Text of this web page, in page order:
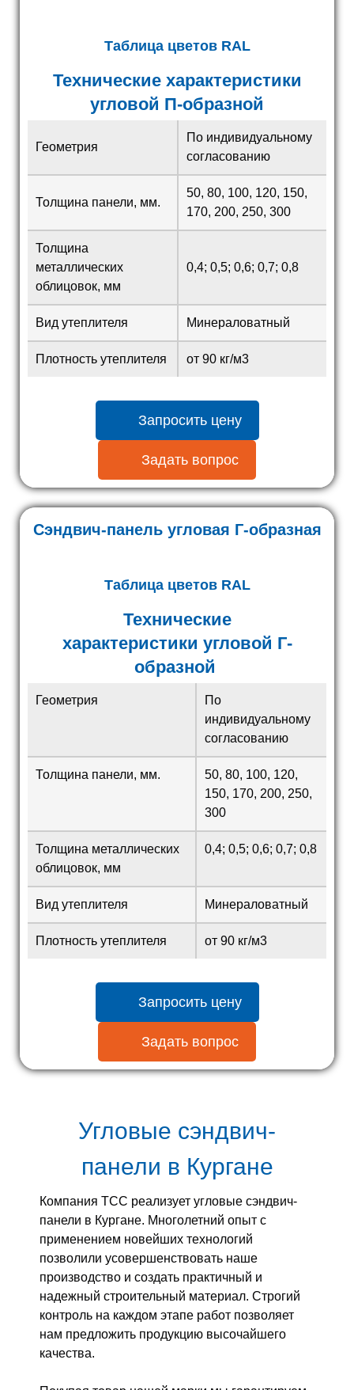
Таблица цветов RAL
Технические характеристики
угловой П-образной
Геометрия
По индивидуальному
согласованию
Толщина панели, мм.
50, 80, 100, 120, 150,
170, 200, 250, 300
Толщина
металлических
облицовок, мм
0,4; 0,5; 0,6; 0,7; 0,8
Вид утеплителя Минераловатный
Плотность утеплителя от 90 кг/м3
Запросить цену
Задать вопрос
Сэндвич-панель угловая Г-образная
Таблица цветов RAL
Технические
характеристики угловой Г-
образной
Геометрия
По
индивидуальному
согласованию
Толщина панели, мм.
50, 80, 100, 120,
150, 170, 200, 250,
300
Толщина металлических
облицовок, мм
0,4; 0,5; 0,6; 0,7; 0,8
Вид утеплителя Минераловатный
Плотность утеплителя от 90 кг/м3
Запросить цену
Задать вопрос
Угловые сэндвич-
панели в Кургане
Компания ТСС реализует угловые сэндвич-
панели в Кургане. Многолетний опыт с
применением новейших технологий
позволили усовершенствовать наше
производство и создать практичный и
надежный строительный материал. Строгий
контроль на каждом этапе работ позволяет
нам предложить продукцию высочайшего
качества.